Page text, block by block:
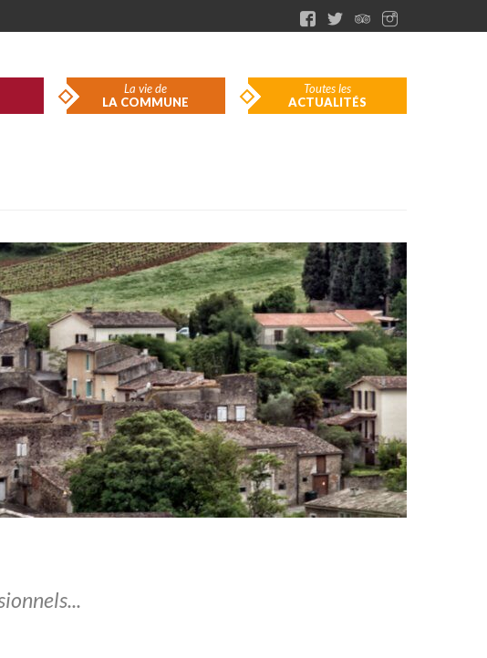
La vie de
LA COMMUNE
Toutes les
ACTUALITÉS